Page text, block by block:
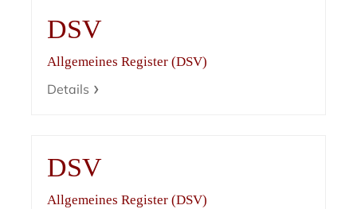
DSV
Allgemeines Register (DSV)
Details
DSV
Allgemeines Register (DSV)